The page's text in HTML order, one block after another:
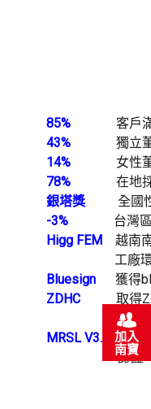
85% 客戶滿意
43% 獨立董
14% 女性董
78% 在地採購
銀塔獎 全國性
-3% 台灣區
Higg FEM 越南
工廠環境
Bluesign 獲得
ZDHC 取得
取得
MRSL V3.1
出貨
認證
加入
南寶